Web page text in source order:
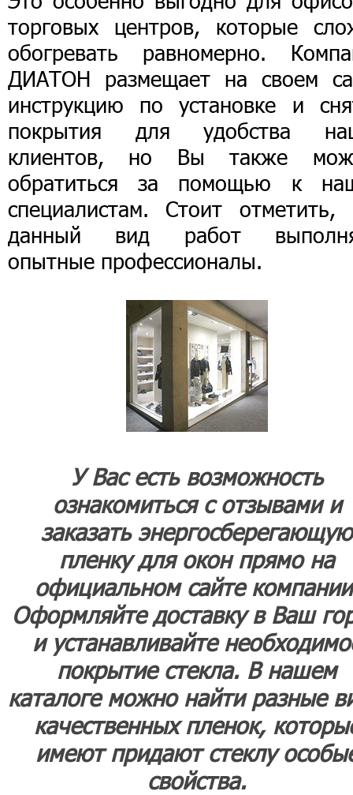
торговых центров, которые
обогревать равномерно.
ДИАТОН размещает на своем
инструкцию по установке и
покрытия для удобства
клиентов, но Вы также
обратиться за помощью к
специалистам. Стоит отметить,
данный вид работ
опытные профессионалы.
У Вас есть возможность
ознакомиться с отзывами и
заказать энергосберегающую
пленку для окон прямо на
официальном сайте
Оформляйте доставку в Ваш
и устанавливайте
покрытие стекла. В нашем
каталоге можно найти разные
качественных пленок,
имеют придают стеклу
свойства.